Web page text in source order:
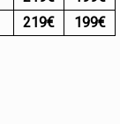
219€ 199€